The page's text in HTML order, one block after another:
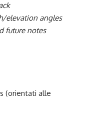
elevation angles
future notes
(orientati alle